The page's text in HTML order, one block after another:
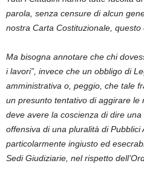
parola senza censure di alcun
nostra Carta Costituzionale, questo
Ma bisogna annotare che chi
i lavori”, invece che un obbligo di
amministrativa o, peggio, che tale
un presunto tentativo di aggirare le
deve avere la coscienza di dire
offensiva di una pluralità di
particolarmente ingiusto ed
Sedi Giudiziarie, nel rispetto